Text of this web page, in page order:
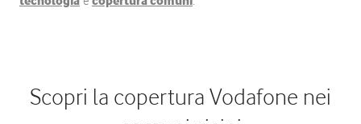
Scopri la copertura Vodafone nei